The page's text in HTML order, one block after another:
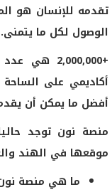
تقدمه للإنسان هو
الوصول لكل ما يتمنى.
أكاديمي على
أفضل ما يمكن أن
منصة نون توجد
موقعها في الهند
ما هي منصة